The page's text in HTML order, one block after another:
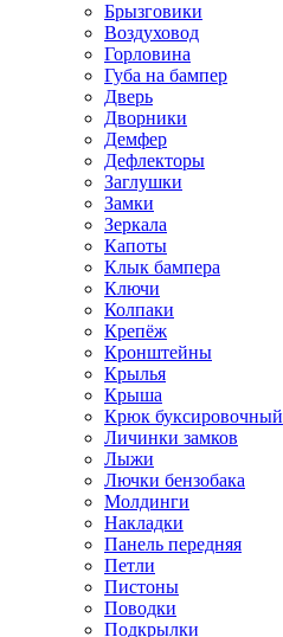
Брызговики
Воздуховод
Горловина
Губа на бампер
Дверь
Дворники
Демфер
Дефлекторы
Заглушки
Замки
Зеркала
Капоты
Клык бампера
Ключи
Колпаки
Крепёж
Кронштейны
Крылья
Крыша
Крюк буксировочный
Личинки замков
Лыжи
Лючки бензобака
Молдинги
Накладки
Панель передняя
Петли
Пистоны
Поводки
Подкрылки